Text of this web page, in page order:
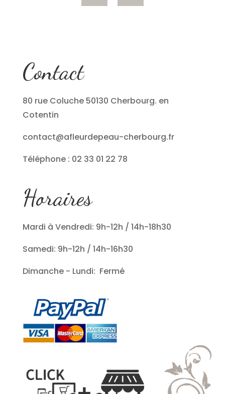
Contact
80 rue Coluche 50130 Cherbourg. en
Cotentin
contact@afleurdepeau-cherbourg.fr
Téléphone : 02 33 01 22 78
Horaires
Mardi à Vendredi: 9h-12h / 14h-18h30
Samedi: 9h-12h / 14h-16h30
Dimanche - Lundi: Fermé